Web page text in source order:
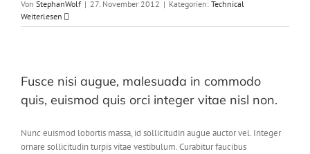
Von StephanWolf | 27. November 2012 | Kategorien: Technical
Weiterlesen
Fusce nisi augue, malesuada in commodo
quis, euismod quis orci integer vitae nisl non.
Nunc euismod lobortis massa, id sollicitudin augue auctor vel. Integer
ornare sollicitudin turpis vitae vestibulum. Curabitur faucibus